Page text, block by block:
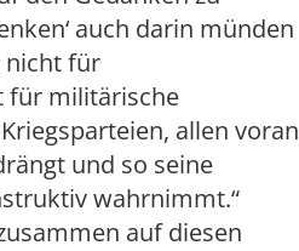
auch darin münden
nicht für
für militärische
allen voran
und so seine
wahrnimmt.“
auf diesen